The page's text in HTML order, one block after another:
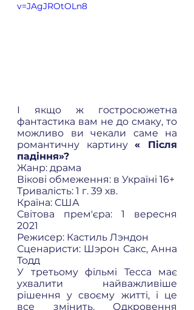
v=JAgJROtOLn8
І якщо ж гостросюжетна
фантастика вам не до смаку, то
можливо ви чекали саме на
романтичну картину « Після
падіння»?
Жанр: драма
Вікові обмеження: в Україні 16+
Тривалість: 1 г. 39 хв.
Країна: США
Світова прем'єра: 1 вересня
2021
Режисер: Кастиль Лэндон
Сценаристи: Шэрон Сакс, Анна
Тодд
У третьому фільмі Тесса має
ухвалити найважливіше
рішення у своєму житті, і це
все змінить. Одкровення